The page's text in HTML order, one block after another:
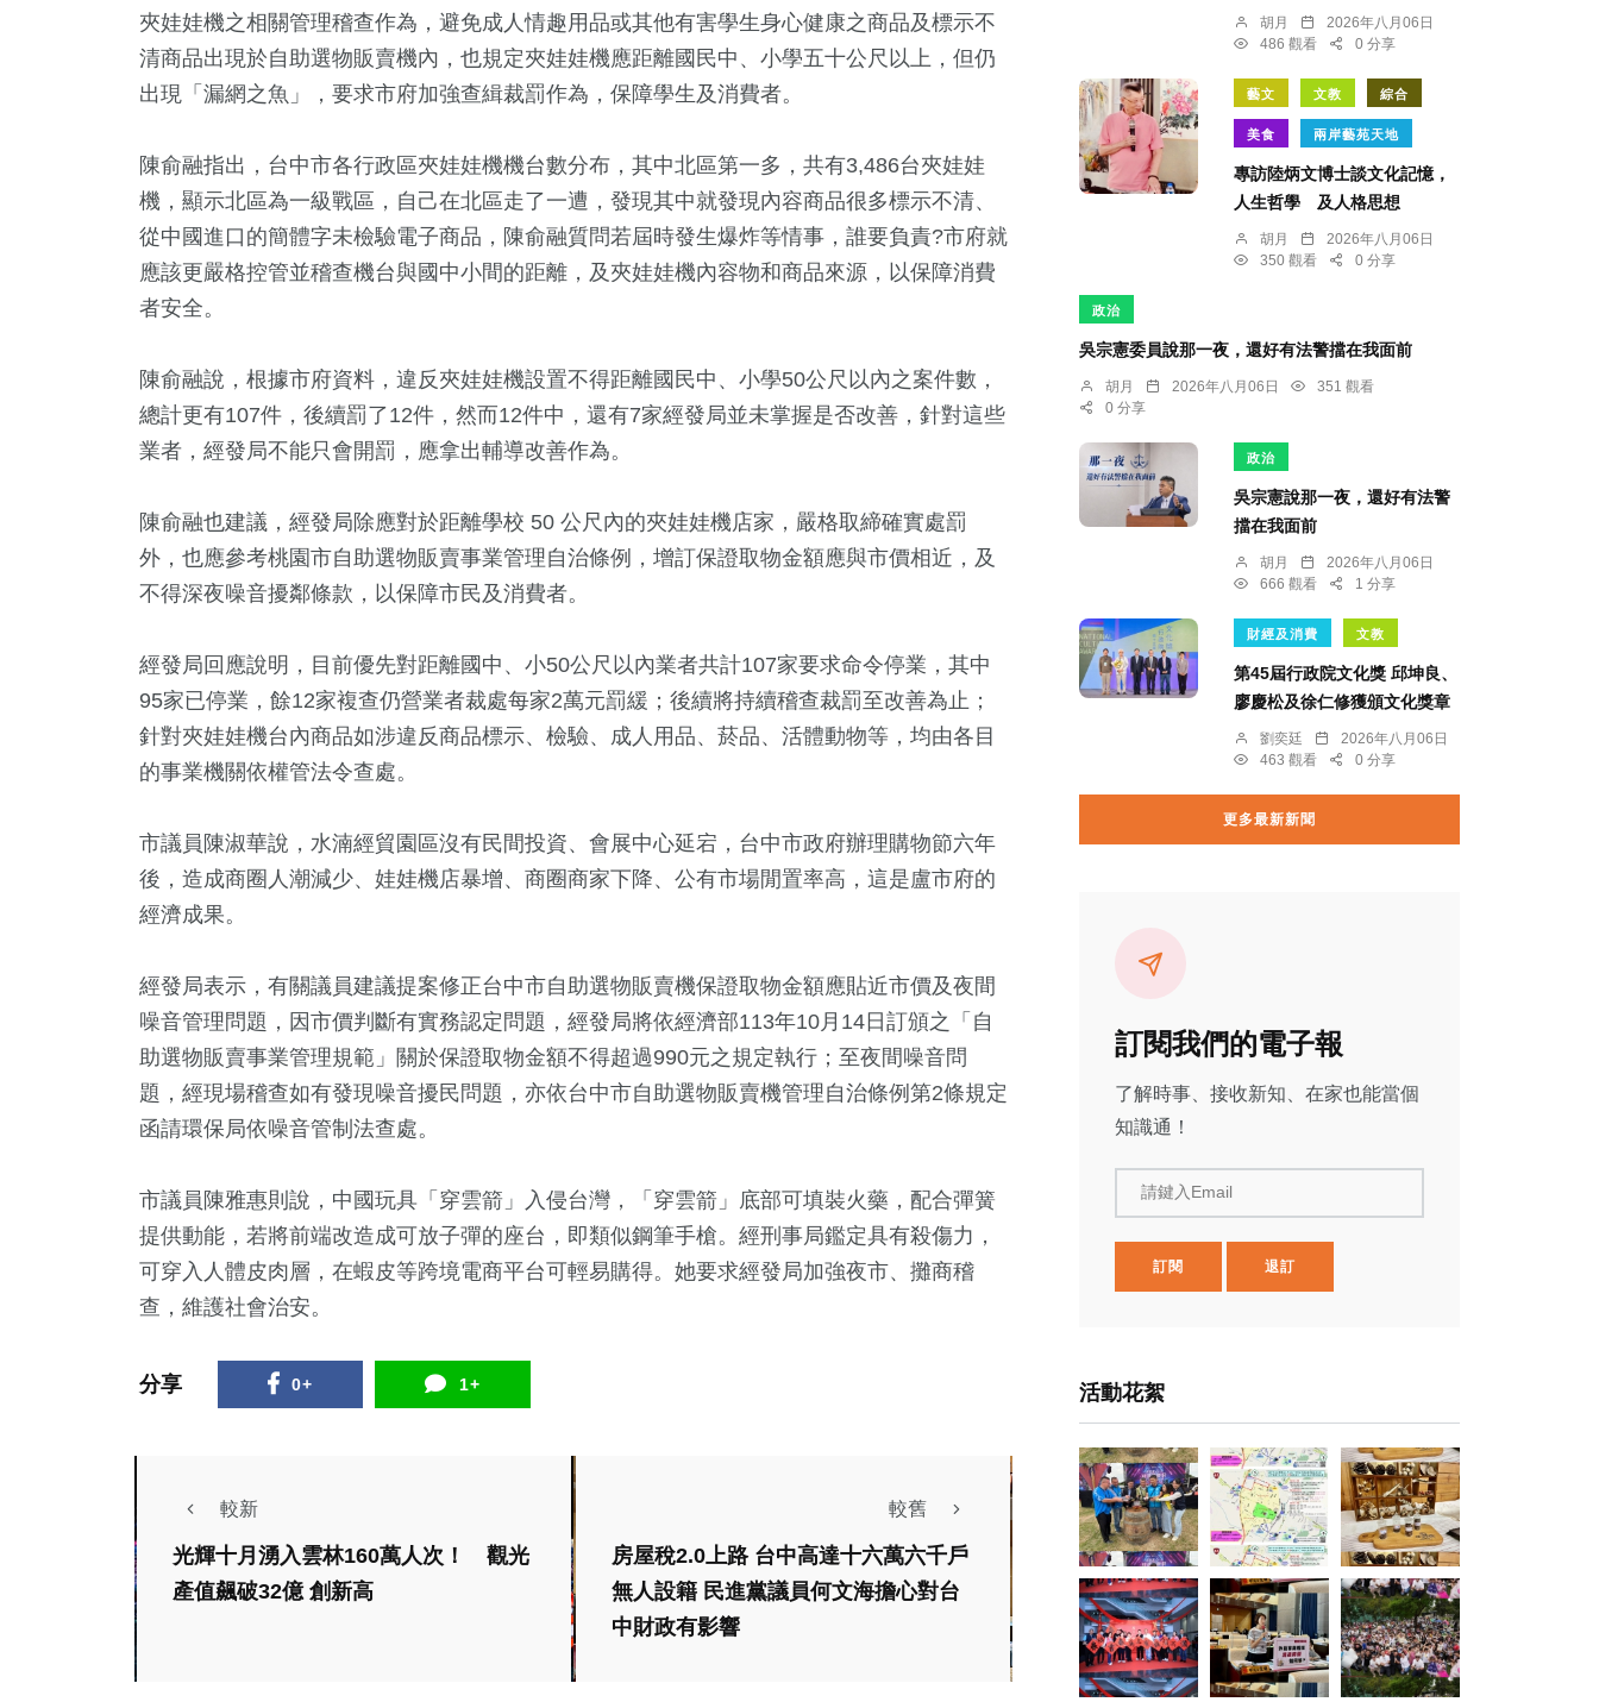
夾娃娃機之相關管理稽查作為，避免成人情趣用品或其他有害學生身心健康之商品及標示不
清商品出現於自助選物販賣機內，也規定夾娃娃機應距離國民中、小學五十公尺以上，但仍
出現「漏網之魚」，要求市府加強查緝裁罰作為，保障學生及消費者。
陳俞融指出，台中市各行政區夾娃娃機機台數分布，其中北區第一多，共有3,486台夾娃娃
機，顯示北區為一級戰區，自己在北區走了一遭，發現其中就發現內容商品很多標示不清、
從中國進口的簡體字未檢驗電子商品，陳俞融質問若屆時發生爆炸等情事，誰要負責?市府就
應該更嚴格控管並稽查機台與國中小間的距離，及夾娃娃機內容物和商品來源，以保障消費
者安全。
陳俞融說，根據市府資料，違反夾娃娃機設置不得距離國民中、小學50公尺以內之案件數，
總計更有107件，後續罰了12件，然而12件中，還有7家經發局並未掌握是否改善，針對這些
業者，經發局不能只會開罰，應拿出輔導改善作為。
陳俞融也建議，經發局除應對於距離學校 50 公尺內的夾娃娃機店家，嚴格取締確實處罰
外，也應參考桃園市自助選物販賣事業管理自治條例，增訂保證取物金額應與市價相近，及
不得深夜噪音擾鄰條款，以保障市民及消費者。
經發局回應說明，目前優先對距離國中、小50公尺以內業者共計107家要求命令停業，其中
95家已停業，餘12家複查仍營業者裁處每家2萬元罰緩；後續將持續稽查裁罰至改善為止；
針對夾娃娃機台內商品如涉違反商品標示、檢驗、成人用品、菸品、活體動物等，均由各目
的事業機關依權管法令查處。
市議員陳淑華說，水湳經貿園區沒有民間投資、會展中心延宕，台中市政府辦理購物節六年
後，造成商圈人潮減少、娃娃機店暴增、商圈商家下降、公有市場閒置率高，這是盧市府的
經濟成果。
經發局表示，有關議員建議提案修正台中市自助選物販賣機保證取物金額應貼近市價及夜間
噪音管理問題，因市價判斷有實務認定問題，經發局將依經濟部113年10月14日訂頒之「自
助選物販賣事業管理規範」關於保證取物金額不得超過990元之規定執行；至夜間噪音問
題，經現場稽查如有發現噪音擾民問題，亦依台中市自助選物販賣機管理自治條例第2條規定
函請環保局依噪音管制法查處。
市議員陳雅惠則說，中國玩具「穿雲箭」入侵台灣，「穿雲箭」底部可填裝火藥，配合彈簧
提供動能，若將前端改造成可放子彈的座台，即類似鋼筆手槍。經刑事局鑑定具有殺傷力，
可穿入人體皮肉層，在蝦皮等跨境電商平台可輕易購得。她要求經發局加強夜市、攤商稽
查，維護社會治安。
分享 0+ 1+
較新
光輝十月湧入雲林160萬人次！ 觀光
產值飆破32億 創新高
較舊
房屋稅2.0上路 台中高達十六萬六千戶
無人設籍 民進黨議員何文海擔心對台
中財政有影響
胡月
2026年八月06日
486 觀看
0 分享
藝文 文教 綜合
美食 兩岸藝苑天地
專訪陸炳文博士談文化記憶，
人生哲學 及人格思想
胡月
2026年八月06日
350 觀看
0 分享
政治
吳宗憲委員說那一夜，還好有法警擋在我面前
胡月 2026年八月06日
351 觀看
0 分享
政治
吳宗憲說那一夜，還好有法警
擋在我面前
胡月
2026年八月06日
666 觀看
1 分享
財經及消費 文教
第45屆行政院文化獎 邱坤良、
廖慶松及徐仁修獲頒文化獎章
劉奕廷
2026年八月06日
463 觀看
0 分享
更多最新新聞
訂閱我們的電子報
了解時事、接收新知、在家也能當個
知識通！
請鍵入Email
訂閱 退訂
活動花絮